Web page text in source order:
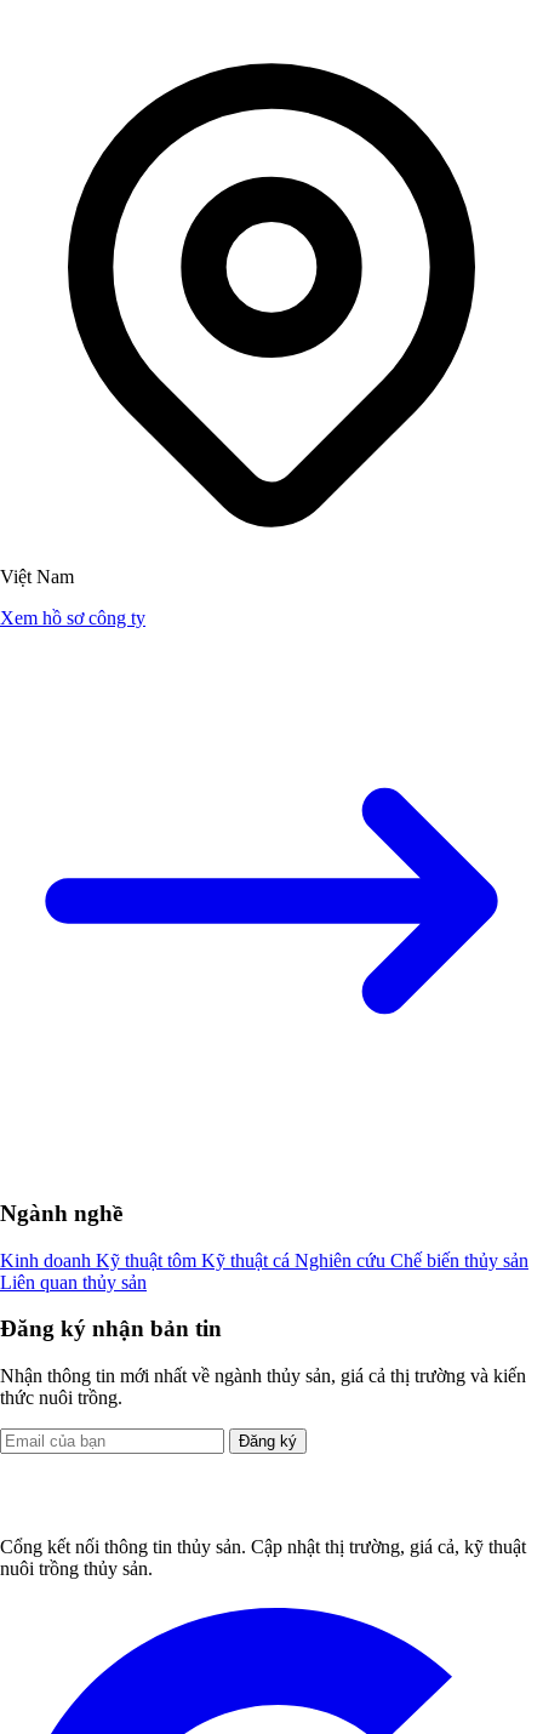
Việt Nam
Xem hồ sơ công ty
Ngành nghề
Kinh doanh Kỹ thuật tôm Kỹ thuật cá Nghiên cứu Chế biến thủy sản
Liên quan thủy sản
Đăng ký nhận bản tin
Nhận thông tin mới nhất về ngành thủy sản, giá cả thị trường và kiến
thức nuôi trồng.
Đăng ký
Cổng kết nối thông tin thủy sản. Cập nhật thị trường, giá cả, kỹ thuật
nuôi trồng thủy sản.